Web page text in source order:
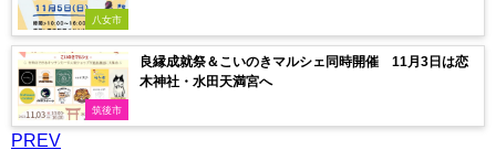
八女市
筑後市
良縁成就祭＆こいのきマルシェ同時開催 11月3日は恋
木神社・水田天満宮へ
PREV